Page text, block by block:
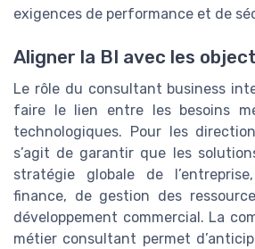
exigences de performance et de
Aligner la BI avec les
Le rôle du consultant business
faire le lien entre les besoins
technologiques. Pour les
s’agit de garantir que les
stratégie globale de
finance, de gestion des
développement commercial. La
métier consultant permet